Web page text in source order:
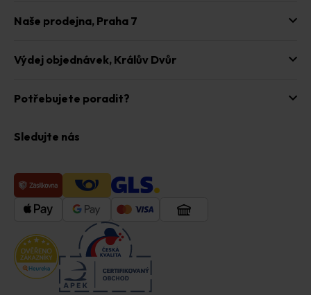
Naše prodejna, Praha 7
Výdej objednávek, Králův Dvůr
Potřebujete poradit?
Sledujte nás